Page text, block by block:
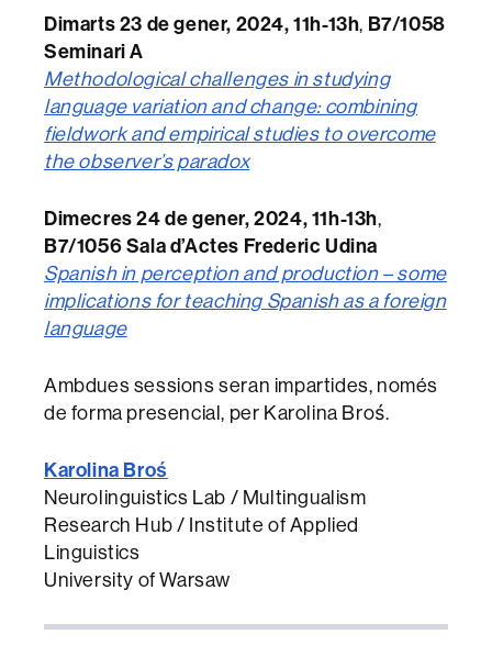
Dimarts 23 de gener, 2024, 11h-13h, B7/1058
Seminari A
Methodological challenges in studying
language variation and change: combining
fieldwork and empirical studies to overcome
the observer’s paradox
Dimecres 24 de gener, 2024, 11h-13h,
B7/1056 Sala d’Actes Frederic Udina
Spanish in perception and production – some
implications for teaching Spanish as a foreign
language
Ambdues sessions seran impartides, només
de forma presencial, per Karolina Broś.
Karolina Broś
Neurolinguistics Lab / Multingualism
Research Hub / Institute of Applied
Linguistics
University of Warsaw